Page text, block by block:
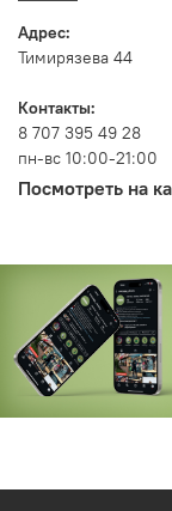
Адрес:
Тимирязева 44
Контакты:
8 707 395 49 28
пн-вс 10:00-21:00
Посмотреть на